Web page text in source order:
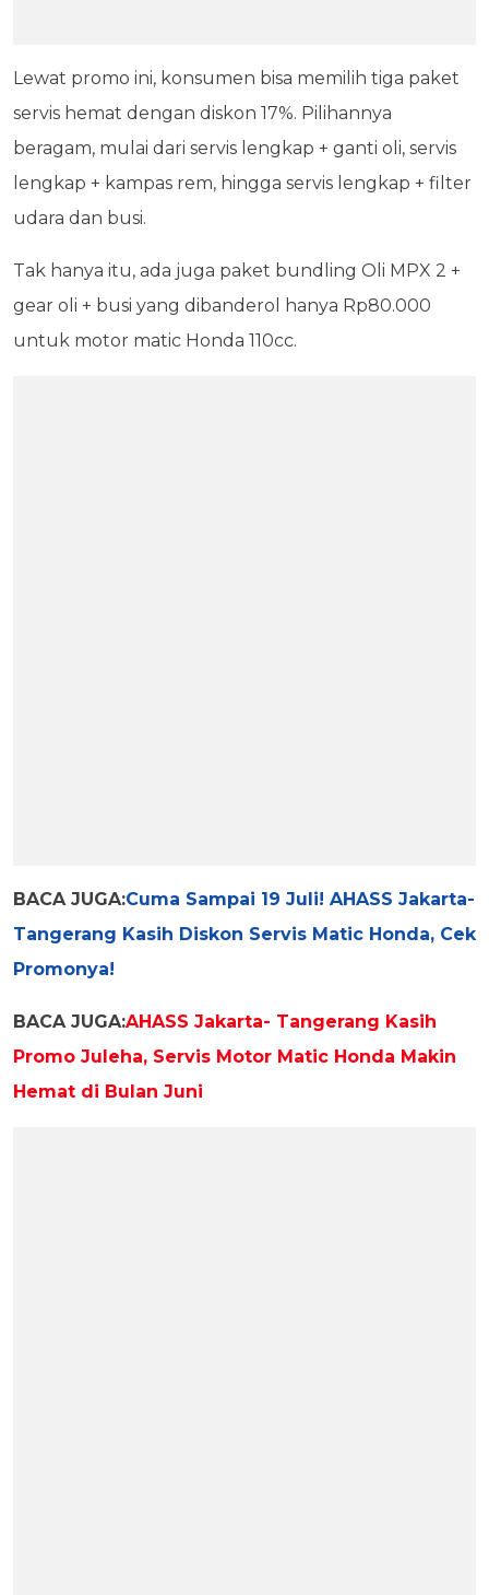
Lewat promo ini, konsumen bisa memilih tiga paket
servis hemat dengan diskon 17%. Pilihannya
beragam, mulai dari servis lengkap + ganti oli, servis
lengkap + kampas rem, hingga servis lengkap + filter
udara dan busi.
Tak hanya itu, ada juga paket bundling Oli MPX 2 +
gear oli + busi yang dibanderol hanya Rp80.000
untuk motor matic Honda 110cc.
BACA JUGA:Cuma Sampai 19 Juli! AHASS Jakarta-
Tangerang Kasih Diskon Servis Matic Honda, Cek
Promonya!
BACA JUGA:AHASS Jakarta- Tangerang Kasih
Promo Juleha, Servis Motor Matic Honda Makin
Hemat di Bulan Juni